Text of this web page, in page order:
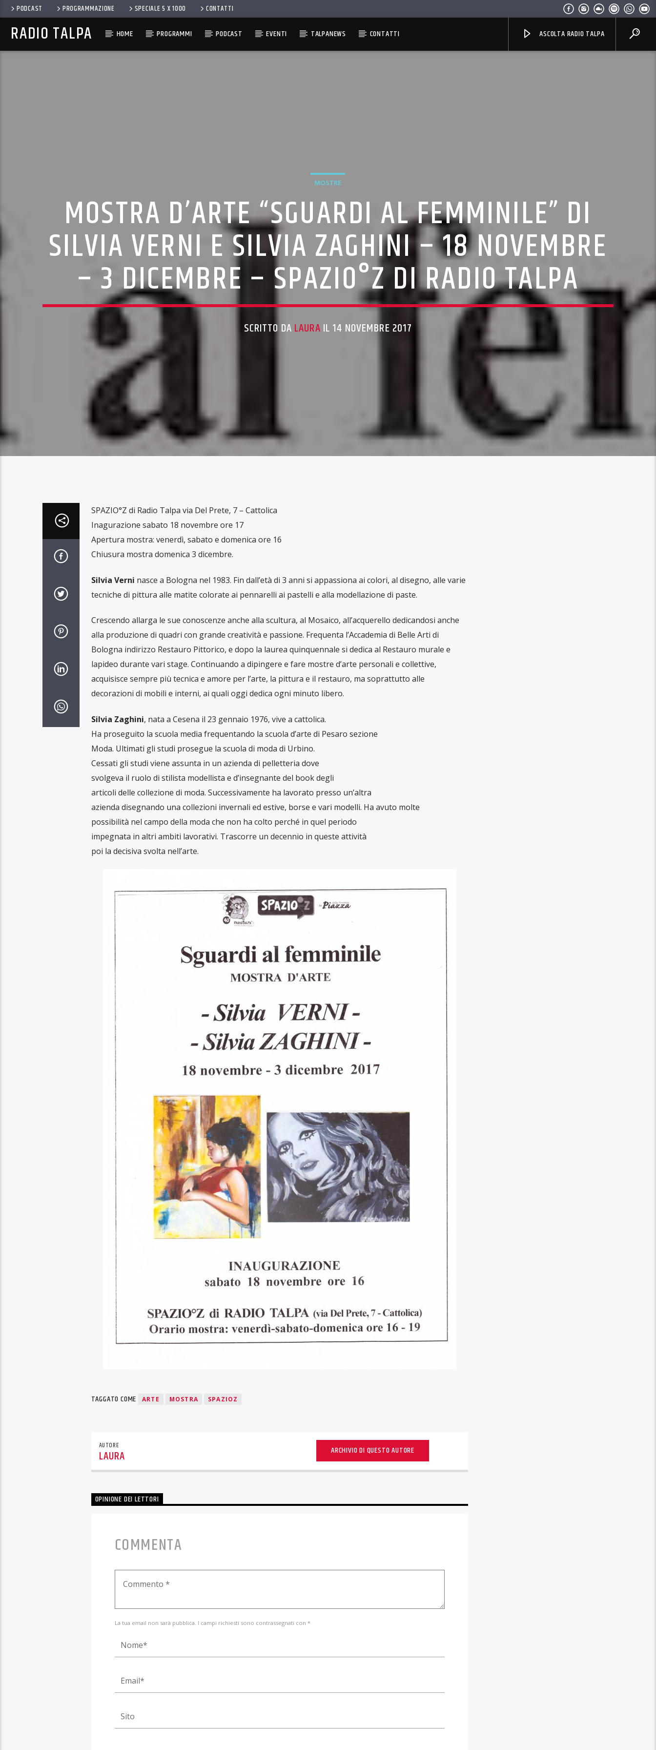
PODCAST PROGRAMMAZIONE SPECIALE 5 X 1000 CONTATTI
RADIO TALPA HOME PROGRAMMI PODCAST EVENTI TALPANEWS CONTATTI ASCOLTA RADIO TALPA
MOSTRE
MOSTRA D’ARTE “SGUARDI AL FEMMINILE” DI
SILVIA VERNI E SILVIA ZAGHINI – 18 NOVEMBRE
– 3 DICEMBRE – SPAZIO°Z DI RADIO TALPA
SCRITTO DA LAURA IL 14 NOVEMBRE 2017
SPAZIO°Z di Radio Talpa via Del Prete, 7 – Cattolica
Inagurazione sabato 18 novembre ore 17
Apertura mostra: venerdì, sabato e domenica ore 16
Chiusura mostra domenica 3 dicembre.
Silvia Verni nasce a Bologna nel 1983. Fin dall’età di 3 anni si appassiona ai colori, al disegno, alle varie
tecniche di pittura alle matite colorate ai pennarelli ai pastelli e alla modellazione di paste.
Crescendo allarga le sue conoscenze anche alla scultura, al Mosaico, all’acquerello dedicandosi anche
alla produzione di quadri con grande creatività e passione. Frequenta l’Accademia di Belle Arti di
Bologna indirizzo Restauro Pittorico, e dopo la laurea quinquennale si dedica al Restauro murale e
lapideo durante vari stage. Continuando a dipingere e fare mostre d’arte personali e collettive,
acquisisce sempre più tecnica e amore per l’arte, la pittura e il restauro, ma soprattutto alle
decorazioni di mobili e interni, ai quali oggi dedica ogni minuto libero.
Silvia Zaghini, nata a Cesena il 23 gennaio 1976, vive a cattolica.
Ha proseguito la scuola media frequentando la scuola d’arte di Pesaro sezione
Moda. Ultimati gli studi prosegue la scuola di moda di Urbino.
Cessati gli studi viene assunta in un azienda di pelletteria dove
svolgeva il ruolo di stilista modellista e d’insegnante del book degli
articoli delle collezione di moda. Successivamente ha lavorato presso un’altra
azienda disegnando una collezioni invernali ed estive, borse e vari modelli. Ha avuto molte
possibilità nel campo della moda che non ha colto perché in quel periodo
impegnata in altri ambiti lavorativi. Trascorre un decennio in queste attività
poi la decisiva svolta nell’arte.
TAGGATO COME ARTE MOSTRA SPAZIOZ
AUTORE
LAURA ARCHIVIO DI QUESTO AUTORE
OPINIONE DEI LETTORI
COMMENTA
La tua email non sarà pubblica. I campi richiesti sono contrassegnati con *